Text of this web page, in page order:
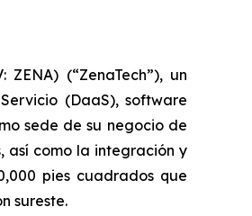
(“ZenaTech”), un
(DaaS), software
sede de su negocio de
así como la integración y
pies cuadrados que
sureste.